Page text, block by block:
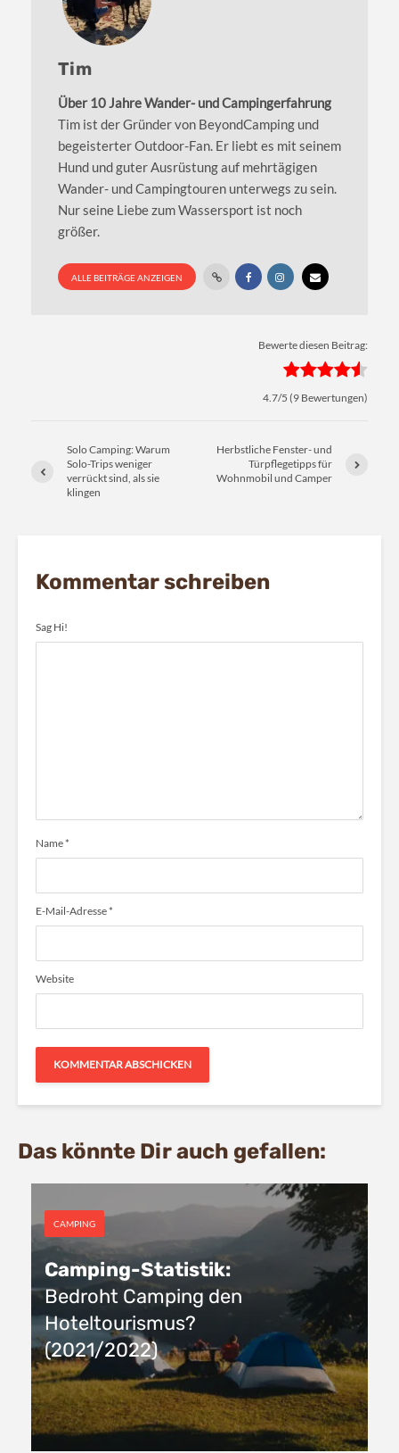
Tim
Über 10 Jahre Wander- und Campingerfahrung
Tim ist der Gründer von BeyondCamping und
begeisterter Outdoor-Fan. Er liebt es mit seinem
Hund und guter Ausrüstung auf mehrtägigen
Wander- und Campingtouren unterwegs zu sein.
Nur seine Liebe zum Wassersport ist noch
größer.
ALLE BEITRÄGE ANZEIGEN
Bewerte diesen Beitrag:
4.7/5 (9 Bewertungen)
Solo Camping: Warum
Solo-Trips weniger
verrückt sind, als sie
klingen
Herbstliche Fenster- und
Türpflegetipps für
Wohnmobil und Camper
Kommentar schreiben
Sag Hi!
Name*
E-Mail-Adresse*
Website
Das könnte Dir auch gefallen:
CAMPING
Camping-Statistik:
Bedroht Camping den
Hoteltourismus?
(2021/2022)